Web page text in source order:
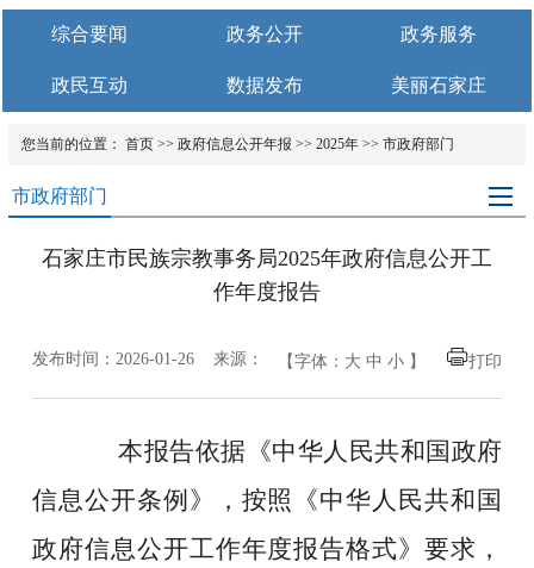
综合要闻 政务公开 政务服务
政民互动 数据发布 美丽石家庄
您当前的位置： 首页 >> 政府信息公开年报 >> 2025年>> 市政府部门
市政府部门
石家庄市民族宗教事务局2025年政府信息公开工
作年度报告
发布时间：2026-01-26 来源： 【字体： 大 中 小 】 打印
本报告依据《中华人民共和国政府
信息公开条例》，按照《中华人民共和国
政府信息公开工作年度报告格式》要求，